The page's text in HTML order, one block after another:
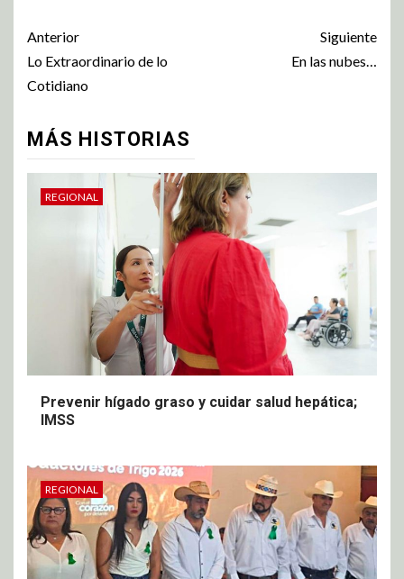
Anterior
Lo Extraordinario de lo
Cotidiano
Siguiente
En las nubes…
MÁS HISTORIAS
REGIONAL
Prevenir hígado graso y cuidar salud hepática;
IMSS
REGIONAL